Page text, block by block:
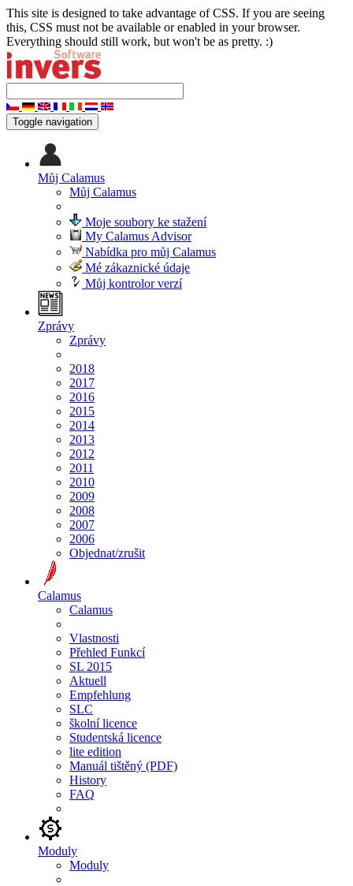
This site is designed to take advantage of CSS. If you are seeing
this, CSS must not be available or enabled in your browser.
Everything should still work, but won't be as pretty. :)
Toggle navigation
Můj Calamus
Můj Calamus
Moje soubory ke stažení
My Calamus Advisor
Nabídka pro můj Calamus
Mé zákaznické údaje
Můj kontrolor verzí
Zprávy
Zprávy
2018
2017
2016
2015
2014
2013
2012
2011
2010
2009
2008
2007
2006
Objednat/zrušit
Calamus
Calamus
Vlastnosti
Přehled Funkcí
SL 2015
Aktuell
Empfehlung
SLC
školní licence
Studentská licence
lite edition
Manuál tištěný (PDF)
History
FAQ
Moduly
Moduly